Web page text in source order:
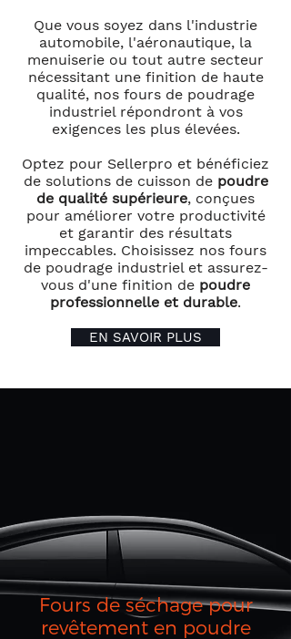
Que vous soyez dans l'industrie
automobile, l'aéronautique, la
menuiserie ou tout autre secteur
nécessitant une finition de haute
qualité, nos fours de poudrage
industriel répondront à vos
exigences les plus élevées.
Optez pour Sellerpro et bénéficiez
de solutions de cuisson de poudre
de qualité supérieure, conçues
pour améliorer votre productivité
et garantir des résultats
impeccables. Choisissez nos fours
de poudrage industriel et assurez-
vous d'une finition de poudre
professionnelle et durable.
EN SAVOIR PLUS
Fours de séchage pour
revêtement en poudre